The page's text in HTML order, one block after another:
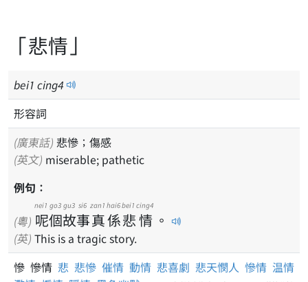
「悲情」
bei1 cing4
形容詞
(廣東話) 悲慘；傷感
(英文) miserable; pathetic
例句：
(粵) 呢
nei1
個
go3
故
gu3
事
si6
真
zan1
係
hai6
悲
bei1
情
cing4
。
(英) This is a tragic story.
慘 慘情 悲 悲慘 催情 動情 悲喜劇 悲天憫人 慘情 温情